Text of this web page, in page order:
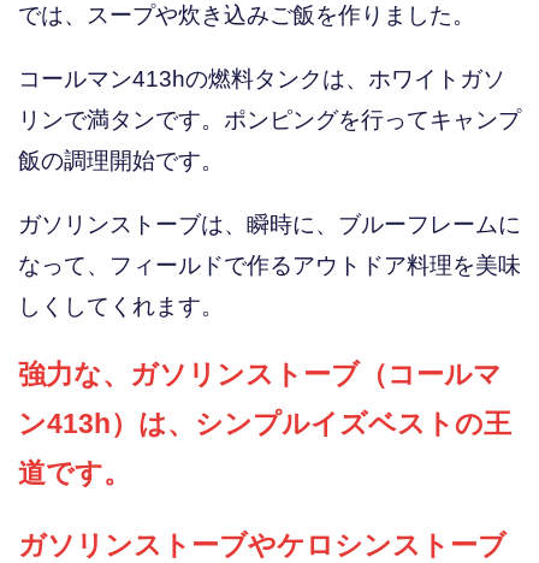
では、スープや炊き込みご飯を作りました。
コールマン413hの燃料タンクは、ホワイトガソ
リンで満タンです。ポンピングを行ってキャンプ
飯の調理開始です。
ガソリンストーブは、瞬時に、ブルーフレームに
なって、フィールドで作るアウトドア料理を美味
しくしてくれます。
強力な、ガソリンストーブ（コールマ
ン413h）は、シンプルイズベストの王
道です。
ガソリンストーブやケロシンストーブ